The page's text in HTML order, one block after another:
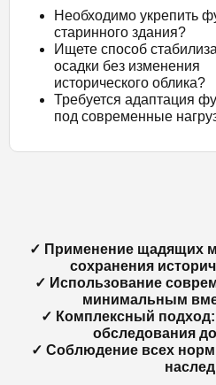
Необходимо укрепить
старинного здания?
Ищете способ
осадки без изменения
исторического облика?
Требуется адаптация
под современные
✓ Применение щадящих
сохранения
✓ Использование
минимальным
✓ Комплексный подход:
обследования
✓ Соблюдение всех